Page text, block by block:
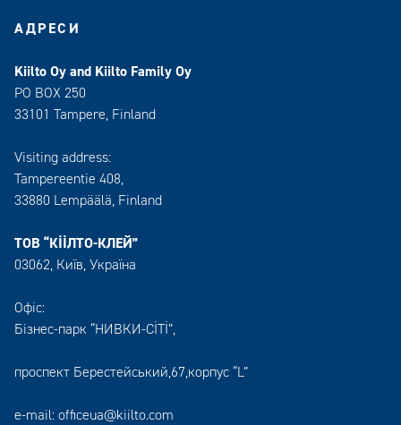
АДРЕСИ
Kiilto Oy and Kiilto Family Oy
PO BOX 250
33101 Tampere, Finland
Visiting address:
Tampereentie 408,
33880 Lempäälä, Finland
ТОВ “КІІЛТО-КЛЕЙ”
03062, Київ, Україна
Офіс:
Бізнес-парк “НИВКИ-СІТІ”,
проспект Берестейський,67,корпус “L”
e-mail: officeua@kiilto.com